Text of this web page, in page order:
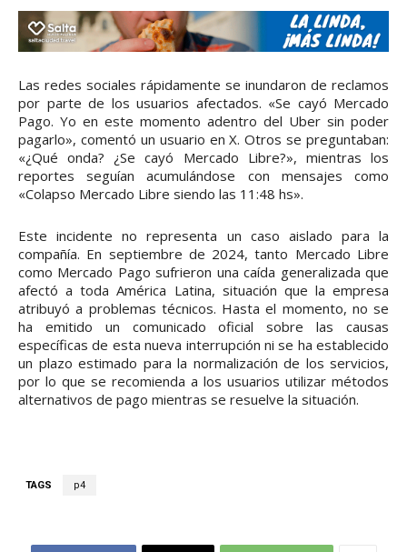
Las redes sociales rápidamente se inundaron de reclamos
por parte de los usuarios afectados. «Se cayó Mercado
Pago. Yo en este momento adentro del Uber sin poder
pagarlo», comentó un usuario en X. Otros se preguntaban:
«¿Qué onda? ¿Se cayó Mercado Libre?», mientras los
reportes seguían acumulándose con mensajes como
«Colapso Mercado Libre siendo las 11:48 hs».
Este incidente no representa un caso aislado para la
compañía. En septiembre de 2024, tanto Mercado Libre
como Mercado Pago sufrieron una caída generalizada que
afectó a toda América Latina, situación que la empresa
atribuyó a problemas técnicos. Hasta el momento, no se
ha emitido un comunicado oficial sobre las causas
específicas de esta nueva interrupción ni se ha establecido
un plazo estimado para la normalización de los servicios,
por lo que se recomienda a los usuarios utilizar métodos
alternativos de pago mientras se resuelve la situación.
TAGS p4